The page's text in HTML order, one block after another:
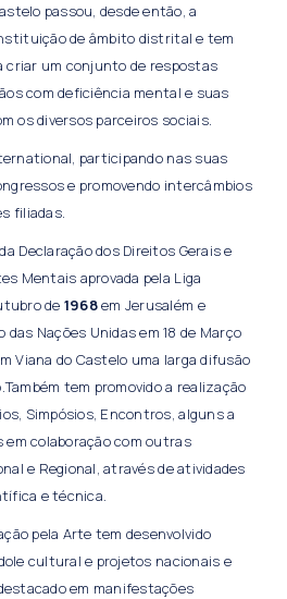
passou, desde então, a
de âmbito distrital e tem
criar um conjunto de respostas
com deficiência mental e suas
os diversos parceiros sociais.
participando nas suas
e promovendo intercâmbios
filiadas.
Declaração dos Direitos Gerais e
Mentais aprovada pela Liga
de 1968em Jerusalém e
das Nações Unidas em 18 de Março
Viana do Castelo uma larga difusão
tem promovido a realização
Simpósios, Encontros, alguns a
colaboração com outras
e Regional, através de atividades
e técnica.
pela Arte tem desenvolvido
cultural e projetos nacionais e
em manifestações